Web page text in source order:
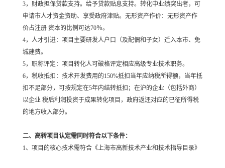
3，财政担保贷款支持。给予贷款贴息支持。转化中业绩突出者，可
申请市人才资金资助、享受政府津贴。无形资产作价：无形资产作
价占注册 资本的比例可达70％。
4，人才引进：项目主要研发人户口（及配偶和子女）迁入本市、免
城建费。
5，职称评定：项目转化人可破格评定相应高级专业技术职务。
6，税收抵扣：技术开发费用的150%抵扣当年应纳税所得额，当年抵
扣不足部分，可按规定在5年内结转抵扣；在沪的企业（包括外商）
以企业 税后利润投资于成果转化项目，政府返还对应的已征所得税
的地方收入部分。
二、高转项目认定需同时符合以下条件：
1、项目的核心技术需符合《上海市高新技术产业和技术指导目录》